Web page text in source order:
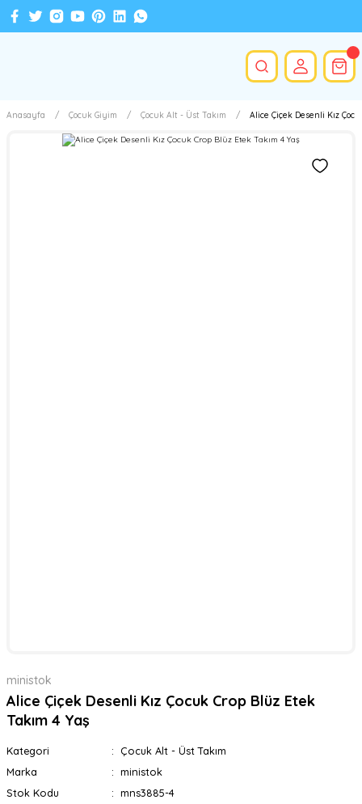
Anasayfa Çocuk Giyim Çocuk Alt - Üst Takım Alice Çiçek Desenli Kız
ministok
Alice Çiçek Desenli Kız Çocuk Crop Blüz Etek
Takım 4 Yaş
Kategori
Çocuk Alt - Üst Takım
Marka
ministok
Stok Kodu
mns3885-4